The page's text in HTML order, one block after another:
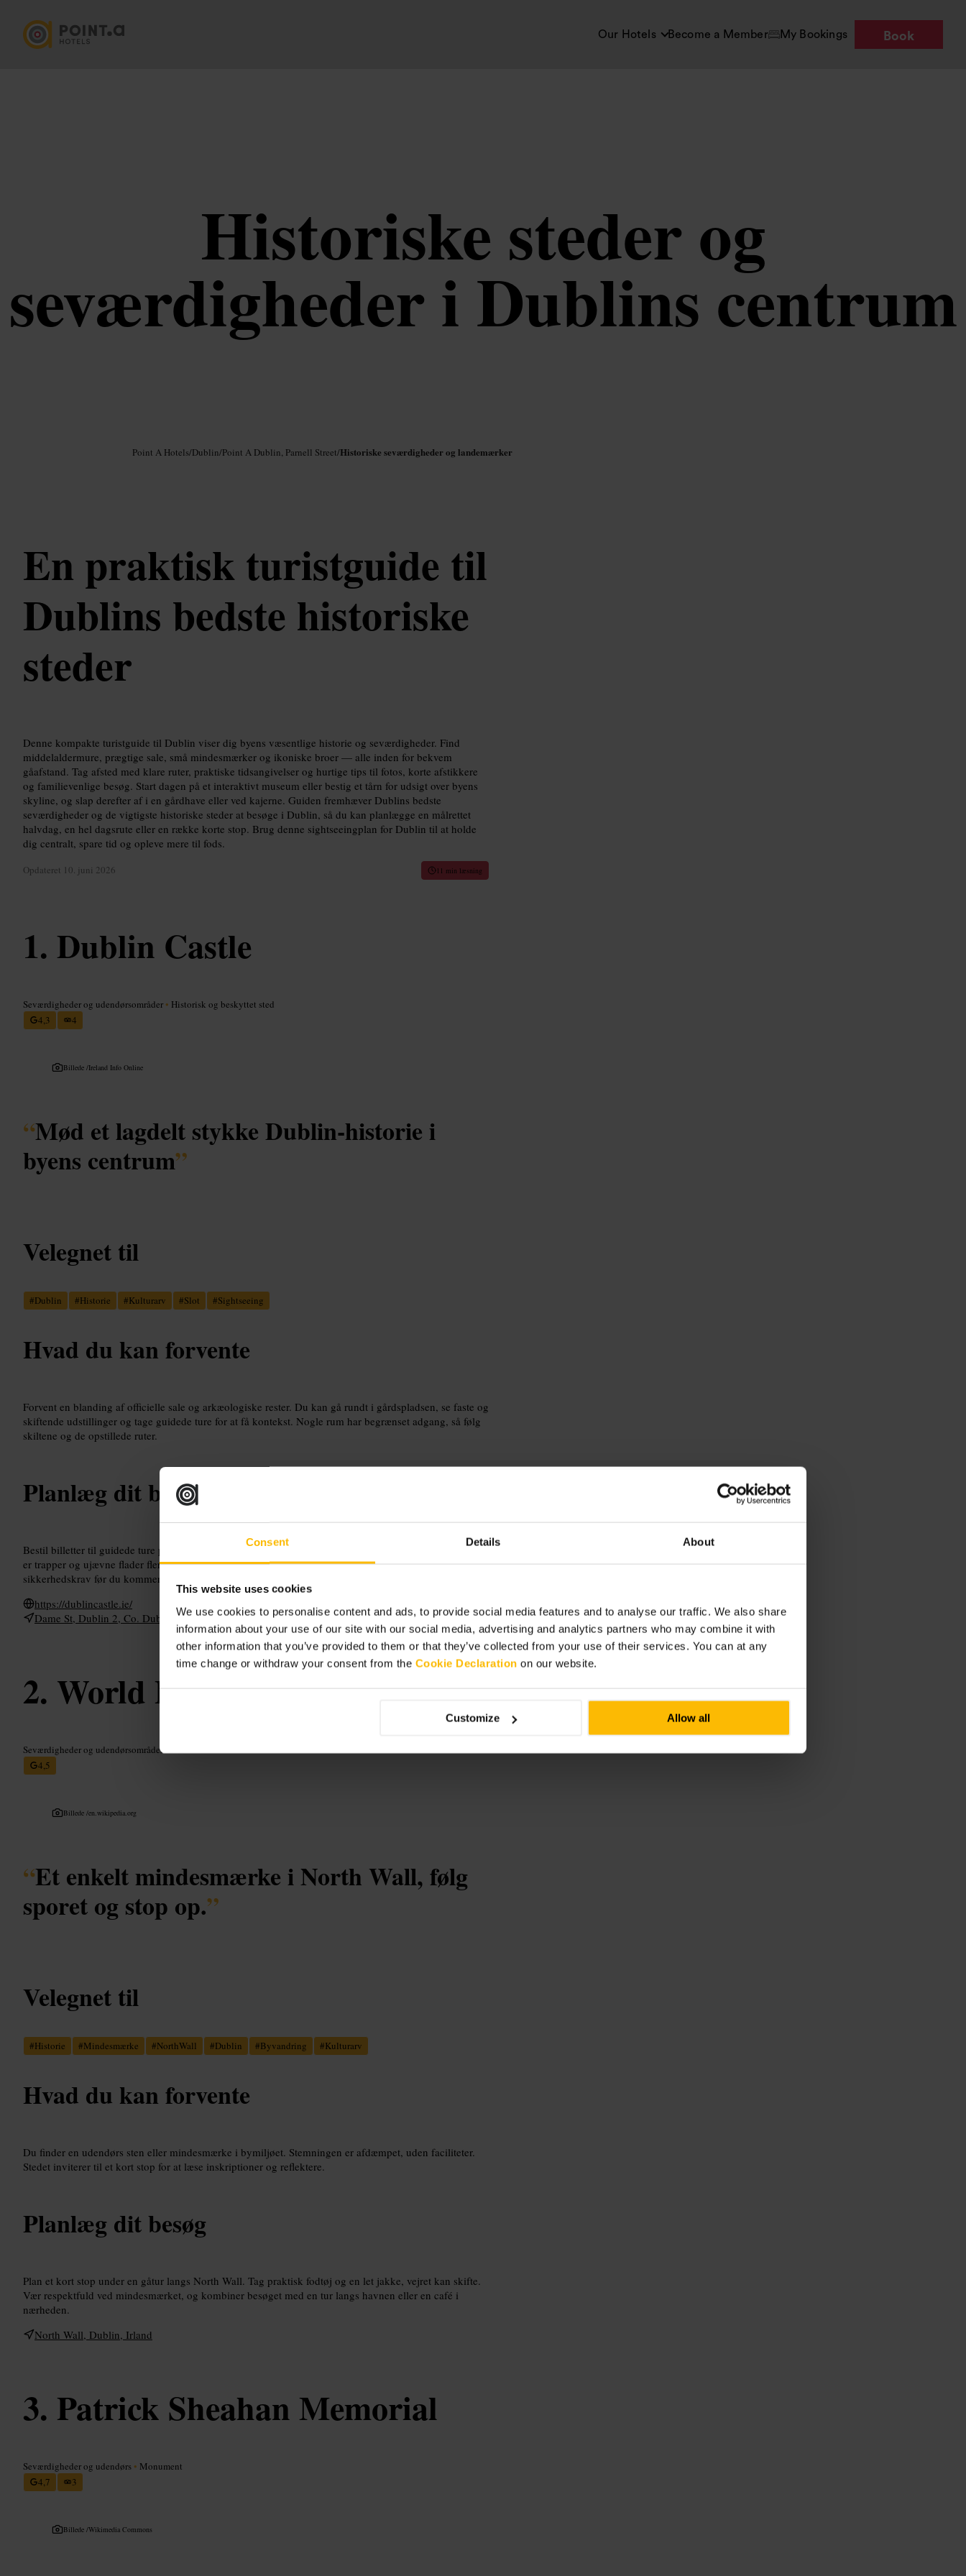
Consent Details About
This website uses cookies
We use cookies to personalise content and ads, to provide social media features and to analyse our traffic. We also share
information about your use of our site with our social media, advertising and analytics partners who may combine it with
other information that you’ve provided to them or that they’ve collected from your use of their services. You can at any
time change or withdraw your consent from the Cookie Declaration on our website.
Customize Allow all
Our Hotels Become a Member My Bookings Book
Historiske steder og
seværdigheder i Dublins centrum
Point A Hotels/Dublin/Point A Dublin, Parnell Street/Historiske seværdigheder og landemærker
En praktisk turistguide til
Dublins bedste historiske
steder
Denne kompakte turistguide til Dublin viser dig byens væsentlige historie og seværdigheder. Find
middelaldermure, prægtige sale, små mindesmærker og ikoniske broer — alle inden for bekvem
gåafstand. Tag afsted med klare ruter, praktiske tidsangivelser og hurtige tips til fotos, korte afstikkere
og familievenlige besøg. Start dagen på et interaktivt museum eller bestig et tårn for udsigt over byens
skyline, og slap derefter af i en gårdhave eller ved kajerne. Guiden fremhæver Dublins bedste
seværdigheder og de vigtigste historiske steder at besøge i Dublin, så du kan planlægge en målrettet
halvdag, en hel dagsrute eller en række korte stop. Brug denne sightseeingplan for Dublin til at holde
dig centralt, spare tid og opleve mere til fods.
Opdateret 10. juni 2026 11 min læsning
Dublin Castle
Seværdigheder og udendørsområder • Historisk og beskyttet sted
4,3
4
Billede /Ireland Info Online
“Mød et lagdelt stykke Dublin-historie i
byens centrum”
Velegnet til
#Dublin #Historie #Kulturarv #Slot #Sightseeing
Hvad du kan forvente
Forvent en blanding af officielle sale og arkæologiske rester. Du kan gå rundt i gårdspladsen, se faste og
skiftende udstillinger og tage guidede ture for at få kontekst. Nogle rum har begrænset adgang, så følg
skiltene og de opstillede ruter.
Planlæg dit besøg
Bestil billetter til guidede ture på forhånd hvis du vil høre baggrundshistorier. Brug behagelige sko, der
er trapper og ujævne flader flere steder. Tjek adgangsregler for indendørs fotografering og eventuelle
sikkerhedskrav før du kommer.
https://dublincastle.ie/
Dame St, Dublin 2, Co. Dublin, Ireland
World Poverty Stone
Seværdigheder og udendørsområder
4,5
Billede /en.wikipedia.org
“Et enkelt mindesmærke i North Wall, følg
sporet og stop op.”
Velegnet til
#Historie #Mindesmærke #NorthWall #Dublin #Byvandring #Kulturarv
Hvad du kan forvente
Du finder en udendørs sten eller mindesmærke i bymiljøet. Stemningen er afdæmpet, uden faciliteter.
Stedet inviterer til et kort stop for at læse inskriptioner og reflektere.
Planlæg dit besøg
Plan et kort stop under en gåtur langs North Wall. Tag praktisk fodtøj og en let jakke, vejret kan skifte.
Vær respektfuld ved mindesmærket, og kombiner besøget med en tur langs havnen eller en café i
nærheden.
North Wall, Dublin, Irland
Patrick Sheahan Memorial
Seværdigheder og udendørs • Monument
4,7
3
Billede /Wikimedia Commons